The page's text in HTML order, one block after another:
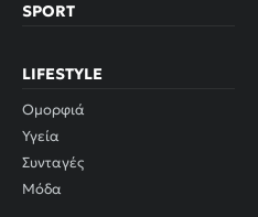
SPORT
LIFESTYLE
Ομορφιά
Υγεία
Συνταγές
Μόδα